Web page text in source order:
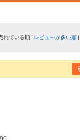
れている順 レビューが多い順